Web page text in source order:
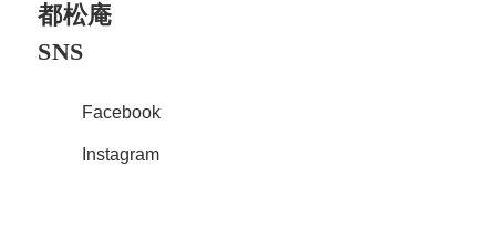
都松庵
SNS
Facebook
Instagram